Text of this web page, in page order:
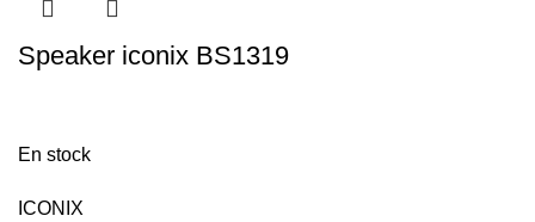
Speaker iconix BS1319
En stock
ICONIX